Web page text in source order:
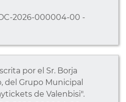
2026-000004-00 -
por el Sr. Borja
del Grupo Municipal
de Valenbisi".